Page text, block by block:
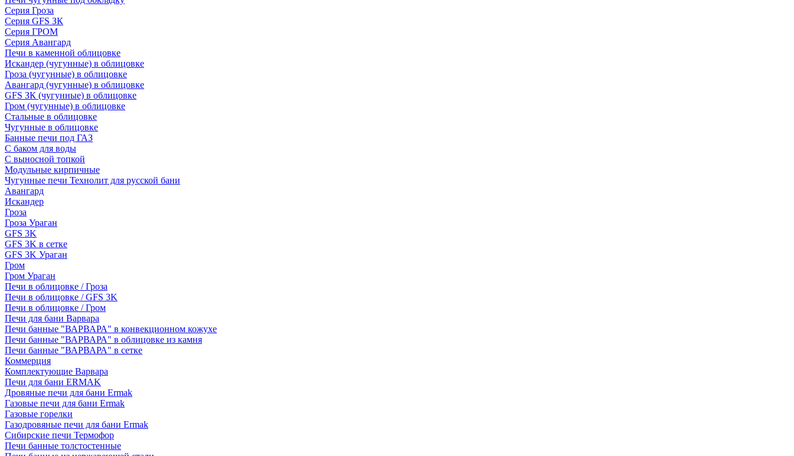
Серия Гроза
Серия GFS ЗК
Серия ГРОМ
Серия Авангард
Печи в каменной облицовке
Искандер (чугунные) в облицовке
Гроза (чугунные) в облицовке
Авангард (чугунные) в облицовке
GFS ЗК (чугунные) в облицовке
Гром (чугунные) в облицовке
Стальные в облицовке
Чугунные в облицовке
Банные печи под ГАЗ
С баком для воды
С выносной топкой
Модульные кирпичные
Чугунные печи Технолит для русской бани
Авангард
Искандер
Гроза
Гроза Ураган
GFS 3K
GFS 3K в сетке
GFS 3K Ураган
Гром
Гром Ураган
Печи в облицовке / Гроза
Печи в облицовке / GFS 3K
Печи в облицовке / Гром
Печи для бани Варвара
Печи банные "ВАРВАРА" в конвекционном кожухе
Печи банные "ВАРВАРА" в облицовке из камня
Печи банные "ВАРВАРА" в сетке
Коммерция
Комплектующие Варвара
Печи для бани ERMAK
Дровяные печи для бани Ermak
Газовые печи для бани Ermak
Газовые горелки
Газодровяные печи для бани Ermak
Сибирские печи Термофор
Печи банные толстостенные